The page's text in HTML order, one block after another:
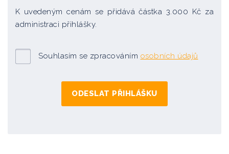
K uvedeným cenám se přidává částka 3.000 Kč za
administraci přihlášky.
Souhlasím se zpracováním osobních údajů